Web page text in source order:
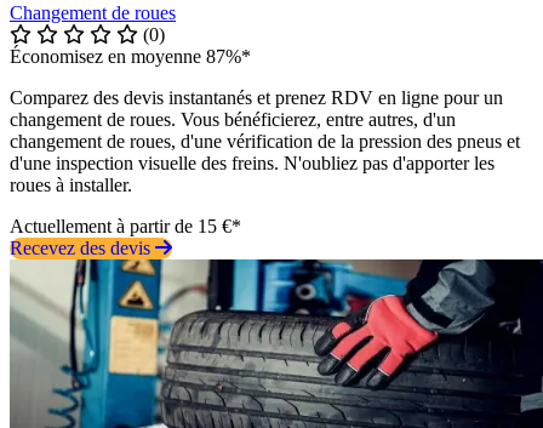
Changement de roues
(0)
Économisez en moyenne 87%*
Comparez des devis instantanés et prenez RDV en ligne pour un
changement de roues. Vous bénéficierez, entre autres, d'un
changement de roues, d'une vérification de la pression des pneus et
d'une inspection visuelle des freins. N'oubliez pas d'apporter les
roues à installer.
Actuellement à partir de 15 €*
Recevez des devis